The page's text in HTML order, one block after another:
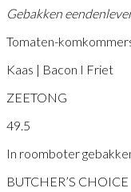
Gebakken
Tomaten-
Kaas | Bacon I Friet
ZEETONG
49.5
In roomboter
BUTCHER’S CHOICE